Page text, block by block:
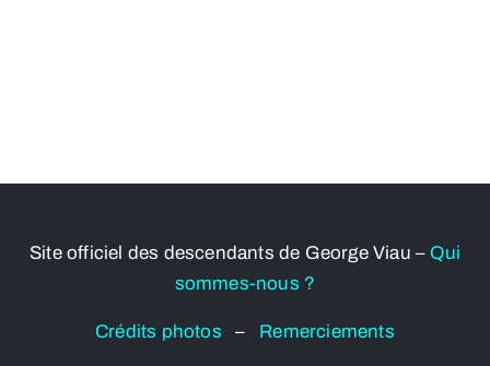
Site officiel des descendants de George Viau – Qui
sommes-nous ?
Crédits photos– Remerciements